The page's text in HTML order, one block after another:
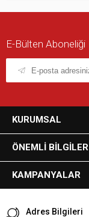
E-Bülten Aboneliği
KURUMSAL
ÖNEMLI BILGILER
KAMPANYALAR
Adres Bilgileri